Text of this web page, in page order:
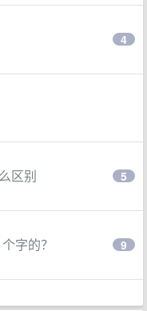
4
区别 5
字的？ 9